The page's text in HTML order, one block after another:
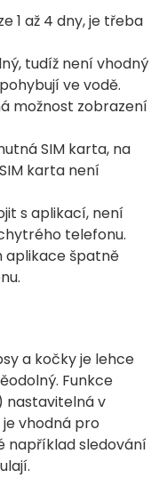
1 až 4 dny, je třeba
tudíž není vhodný
ve vodě.
možnost zobrazení
SIM karta, na
karta není
s aplikací, není
telefonu.
aplikace špatně
a kočky je lehce
Funkce
nastavitelná v
vhodná pro
například sledování